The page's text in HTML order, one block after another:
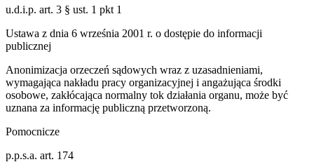
u.d.i.p. art. 3 § ust. 1 pkt 1
Ustawa z dnia 6 września 2001 r. o dostępie do informacji
publicznej
Anonimizacja orzeczeń sądowych wraz z uzasadnieniami,
wymagająca nakładu pracy organizacyjnej i angażująca środki
osobowe, zakłócająca normalny tok działania organu, może być
uznana za informację publiczną przetworzoną.
Pomocnicze
p.p.s.a. art. 174